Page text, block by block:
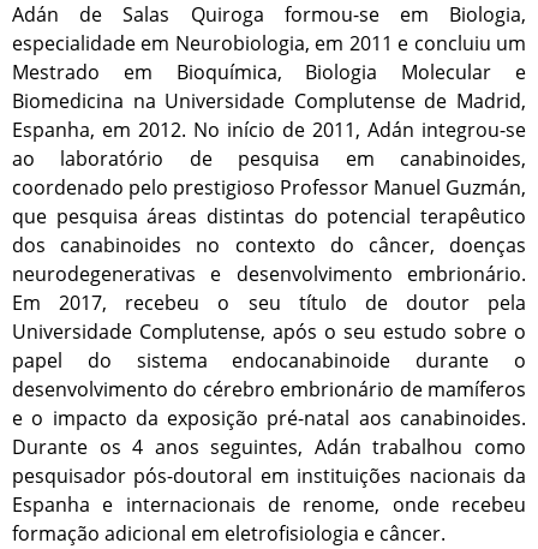
Adán de Salas Quiroga formou-se em Biologia,
especialidade em Neurobiologia, em 2011 e concluiu um
Mestrado em Bioquímica, Biologia Molecular e
Biomedicina na Universidade Complutense de Madrid,
Espanha, em 2012. No início de 2011, Adán integrou-se
ao laboratório de pesquisa em canabinoides,
coordenado pelo prestigioso Professor Manuel Guzmán,
que pesquisa áreas distintas do potencial terapêutico
dos canabinoides no contexto do câncer, doenças
neurodegenerativas e desenvolvimento embrionário.
Em 2017, recebeu o seu título de doutor pela
Universidade Complutense, após o seu estudo sobre o
papel do sistema endocanabinoide durante o
desenvolvimento do cérebro embrionário de mamíferos
e o impacto da exposição pré-natal aos canabinoides.
Durante os 4 anos seguintes, Adán trabalhou como
pesquisador pós-doutoral em instituições nacionais da
Espanha e internacionais de renome, onde recebeu
formação adicional em eletrofisiologia e câncer.